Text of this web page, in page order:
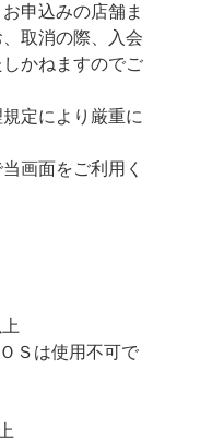
申込みの店舗ま
取消の際、入会
かねますのでご
定により厳重に
画面をご利用く
Ｓは使用不可で